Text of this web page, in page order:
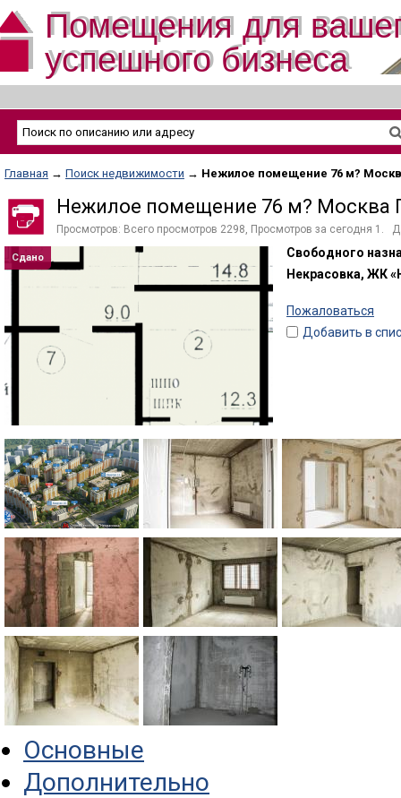
Помещения для
успешного бизнеса
Главная → Поиск недвижимости → Нежилое помещение 76 м?
Нежилое помещение 76 м? Москва
Просмотров: Всего просмотров 2298, Просмотров за сегодня 1.
Сдано
Свободного
Некрасовка, ЖК
Пожаловаться
Добавить в
Основные
Дополнительно